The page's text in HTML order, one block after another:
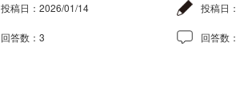
投稿日： 2026/01/14
回答数： 3
投稿日：
回答数：